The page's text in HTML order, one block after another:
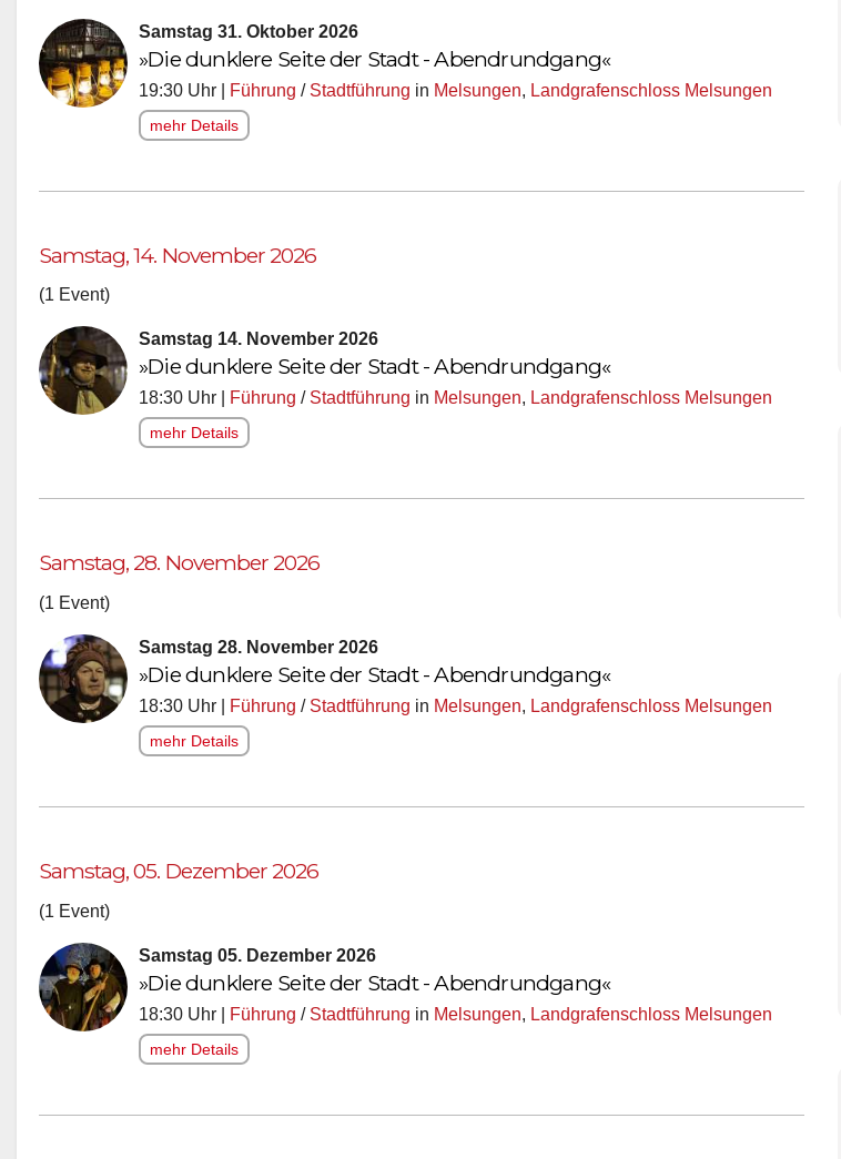
Samstag 31. Oktober 2026
»Die dunklere Seite der Stadt - Abendrundgang«
19:30 Uhr | Führung / Stadtführung in Melsungen, Landgrafenschloss Melsungen
mehr Details
Samstag, 14. November 2026
(1 Event)
Samstag 14. November 2026
»Die dunklere Seite der Stadt - Abendrundgang«
18:30 Uhr | Führung / Stadtführung in Melsungen, Landgrafenschloss Melsungen
mehr Details
Samstag, 28. November 2026
(1 Event)
Samstag 28. November 2026
»Die dunklere Seite der Stadt - Abendrundgang«
18:30 Uhr | Führung / Stadtführung in Melsungen, Landgrafenschloss Melsungen
mehr Details
Samstag, 05. Dezember 2026
(1 Event)
Samstag 05. Dezember 2026
»Die dunklere Seite der Stadt - Abendrundgang«
18:30 Uhr | Führung / Stadtführung in Melsungen, Landgrafenschloss Melsungen
mehr Details